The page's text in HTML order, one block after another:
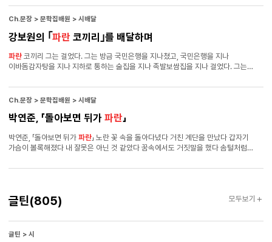
던킨도너츠를 지나 하나은행을 지났고 기업은행을 지나 걸었다. 그러니까 그는 꽤
번화한 거리를 걷고 있었다. 그는 계속 걸었다. 소울키친을 지나 커피빈을 지나
무아국수……가 보이는 곳에서 그는 멈췄다. 긴 코로 눈을 비비고 있는
있는 파란 코끼리에게로 돌아왔다. 그파란코끼리는 분명 카페B와 주민 센터 사이에서
코로 눈을 비비고 있었다. 그는파란코끼리가 코로 눈을 비비는 것을 지켜보며 잠시
Ch.문장 > 문학집배원 > 시배달
강보원의 ｢파란 코끼리｣를 배달하며
파란 코끼리 그는 걸었다. 그는 방금 국민은행을 지나쳤고, 국민은행을 지나
이바돔감자탕을 지나 지하로 통하는 술집을 지나 족발보쌈집을 지나 걸었다. 그는
던킨도너츠를 지나 하나은행을 지났고 기업은행을 지나 걸었다. 그러니까 그는 꽤
번화한 거리를 걷고 있었다. 그는 계속 걸었다. 소울키친을 지나 커피빈을 지나
있는파란코끼리에게로 돌아왔다. 그 파란 코끼리는 분명 카페B와 주민 센터 사이에서
코로 눈을 비비고 있었다. 그는파란코끼리가 코로 눈을 비비는 것을 지켜보며 잠시
Ch.문장 > 문학집배원 > 시배달
박연준, 「돌아보면 뒤가 파란」
박연준, 「돌아보면 뒤가 파란」 노란 꽃 속을 돌아다녔다 거친 계단을 만났다 갑자기
가슴이 볼록해졌다 내 잘못은 아닌 것 같았다 꿈속에서도 거짓말을 했다 솜털처럼
남자와 두 손을 잡고 몸을 비비 꼬며 기도를 했다 냄새가 났다 땅속으로 들어가
한밤중엔 무릎을 꿇고 앉아 지난 계절의 이름을 불러보거나 빙그르르 돌면서 춤을 췄다
가끔 눈 속으로 별이 떨어졌고 아침이면 눈을 떠별들의 시체를 꺼냈다 ● 시·낭송_
박연준 - 1980년 서울에서 태어났다. 2004년 중앙신인문학상을 통해 등단했다.
글틴(805)
글틴 > 시
글틴
모두보기